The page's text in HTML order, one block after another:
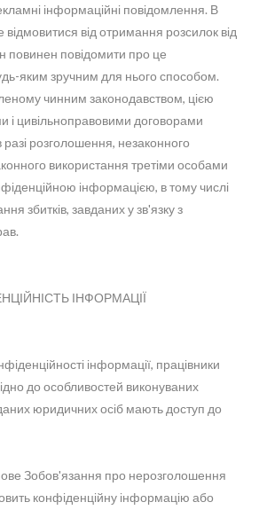
інформаційні повідомлення. В
відмовитися від отримання розсилок від
повинен повідомити про це
яким зручним для нього способом.
чинним законодавством, цією
і цивільноправовими договорами
разі розголошення, незаконного
використання третіми особами
інформацією, в тому числі
збитків, завданих у зв'язку з
ІНФОРМАЦІЇ
інформації, працівники
до особливостей виконуваних
юридичних осіб мають доступ до
Зобов'язання про нерозголошення
конфіденційну інформацію або